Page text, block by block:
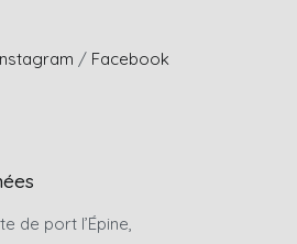
/ Facebook
de port l’Épine,